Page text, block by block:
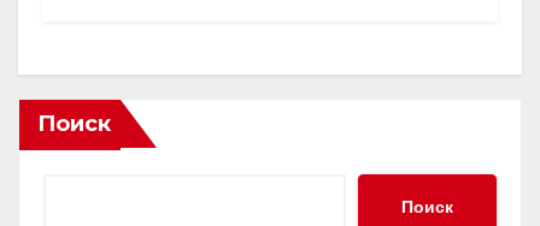
Поиск
Поиск